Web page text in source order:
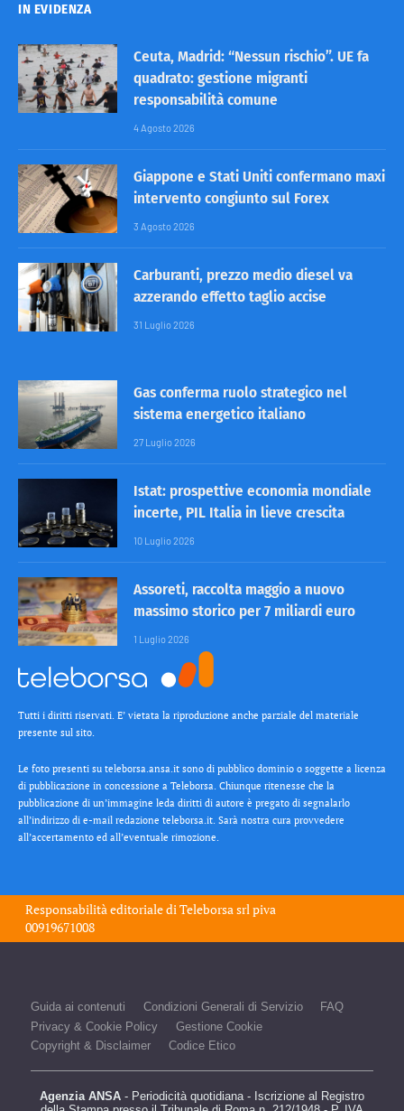
IN EVIDENZA
Ceuta, Madrid: “Nessun rischio”. UE fa
quadrato: gestione migranti
responsabilità comune
4 Agosto 2026
Giappone e Stati Uniti confermano maxi
intervento congiunto sul Forex
3 Agosto 2026
Carburanti, prezzo medio diesel va
azzerando effetto taglio accise
31 Luglio 2026
Gas conferma ruolo strategico nel
sistema energetico italiano
27 Luglio 2026
Istat: prospettive economia mondiale
incerte, PIL Italia in lieve crescita
10 Luglio 2026
Assoreti, raccolta maggio a nuovo
massimo storico per 7 miliardi euro
1 Luglio 2026
Tutti i diritti riservati. E’ vietata la riproduzione anche parziale del materiale
presente sul sito.
Le foto presenti su teleborsa.ansa.it sono di pubblico dominio o soggette a licenza
di pubblicazione in concessione a Teleborsa. Chiunque ritenesse che la
pubblicazione di un’immagine leda diritti di autore è pregato di segnalarlo
all’indirizzo di e-mail redazione teleborsa.it. Sarà nostra cura provvedere
all’accertamento ed all’eventuale rimozione.
Responsabilità editoriale diTeleborsa srlpiva
00919671008
Guida ai contenuti Condizioni Generali di Servizio
FAQ
Privacy & Cookie Policy
Gestione Cookie
Copyright & Disclaimer
Codice Etico
Agenzia ANSA - Periodicità quotidiana - Iscrizione al Registro